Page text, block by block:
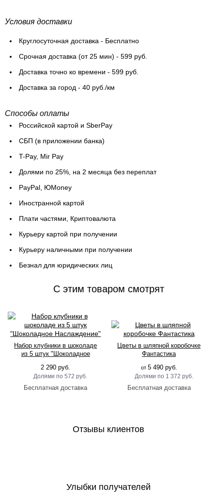
Условия доставки
Круглосуточная доставка - Бесплатно
Cрочная доставка (от 25 мин) - 599 руб.
Доставка точно ко времени - 599 руб.
Доставка за город - 40 руб./км
Способы оплаты
Российской картой и SberPay
СБП (в приложении банка)
T-Pay, Mir Pay
Долями по 25%, на 2 месяца без переплат
PayPal, ЮMoney
Иностранной картой
Плати частями, Криптовалюта
Курьеру картой при получении
Курьеру наличными при получении
Безнал для юридических лиц
C этим товаром смотрят
Набор клубники в шоколаде
из 5 штук "Шоколадное
2 290 руб.
572 руб.
Цветы в шляпной коробочке
Фантастика
от 5 490 руб.
1 372 руб.
Отзывы клиентов
Улыбки получателей